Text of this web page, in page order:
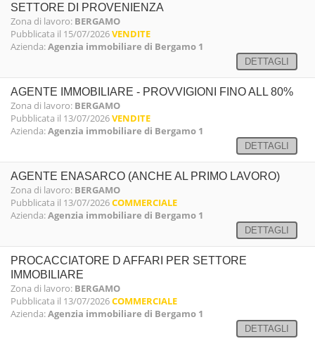
SETTORE DI PROVENIENZA
Zona di lavoro: BERGAMO
Pubblicata il 15/07/2026VENDITE
Azienda:Agenzia immobiliare di Bergamo 1
DETTAGLI
AGENTE IMMOBILIARE - PROVVIGIONI FINO ALL 80%
Zona di lavoro: BERGAMO
Pubblicata il 13/07/2026VENDITE
Azienda:Agenzia immobiliare di Bergamo 1
DETTAGLI
AGENTE ENASARCO (ANCHE AL PRIMO LAVORO)
Zona di lavoro: BERGAMO
Pubblicata il 13/07/2026COMMERCIALE
Azienda:Agenzia immobiliare di Bergamo 1
DETTAGLI
PROCACCIATORE D AFFARI PER SETTORE
IMMOBILIARE
Zona di lavoro: BERGAMO
Pubblicata il 13/07/2026COMMERCIALE
Azienda:Agenzia immobiliare di Bergamo 1
DETTAGLI